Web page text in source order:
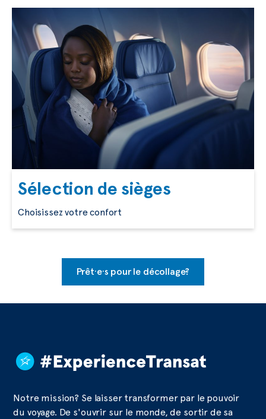
Sélection de sièges
Choisissez votre confort
Prêt·e·s pour le décollage?
Notre mission? Se laisser transformer par le pouvoir
du voyage. De s'ouvrir sur le monde, de sortir de sa